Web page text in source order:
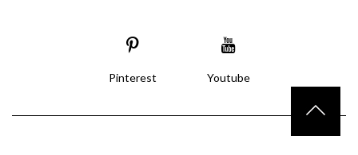
Pinterest Youtube